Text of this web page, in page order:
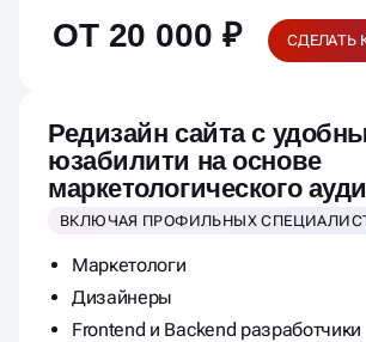
ОТ 20 000 ₽ СДЕЛАТЬ
Редизайн сайта с
юзабилити на основе
маркетологического
ВКЛЮЧАЯ ПРОФИЛЬНЫХ
Маркетологи
Дизайнеры
Frontend и Backend разработчики